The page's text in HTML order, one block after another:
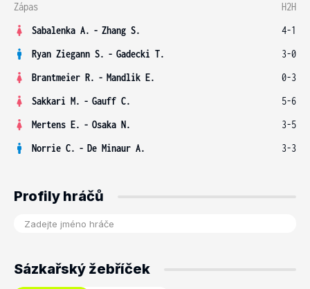
Zápas
H2H
Sabalenka A. - Zhang S.
4-1
Ryan Ziegann S. - Gadecki T.
3-0
Brantmeier R. - Mandlik E.
0-3
Sakkari M. - Gauff C.
5-6
Mertens E. - Osaka N.
3-5
Norrie C. - De Minaur A. 3-3
Profily hráčů
Sázkařský žebříček